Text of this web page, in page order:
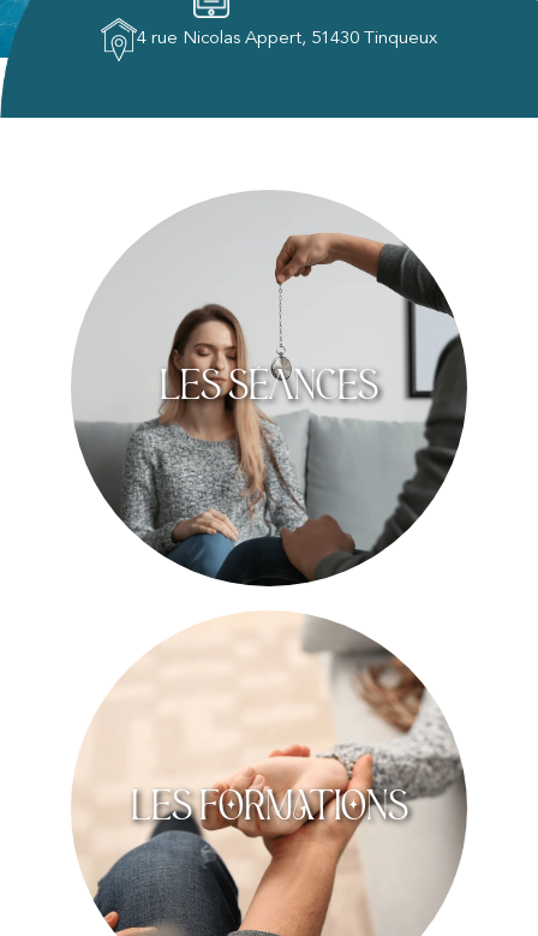
4 rue Nicolas Appert, 51430 Tinqueux
Les séances
Les FORMATIONS